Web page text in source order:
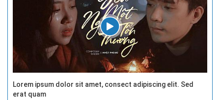
Lorem ipsum dolor sit amet, consect adipiscing elit. Sed
erat quam